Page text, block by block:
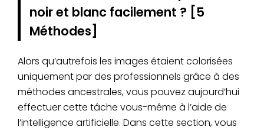
noir et blanc facilement ? [5
Méthodes]
Alors qu’autrefois les images étaient colorisées
uniquement par des professionnels grâce à des
méthodes ancestrales, vous pouvez aujourd’hui
effectuer cette tâche vous-même à l’aide de
l’intelligence artificielle. Dans cette section, vous